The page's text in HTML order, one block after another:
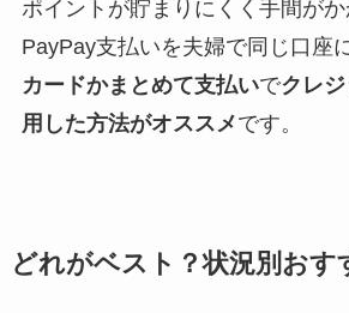
ポイントが貯まりにくく手間がか
PayPay支払いを夫婦で同じ口座
カードかまとめて支払いでクレ
用した方法がオススメです。
どれがベスト？状況別おす